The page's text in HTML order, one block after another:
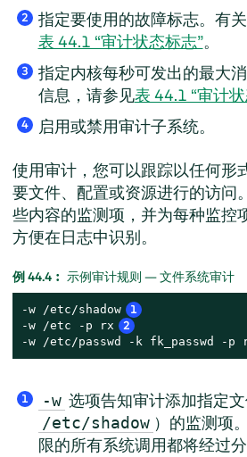
2
指定要使用的故障标志。有
表 44.1 “审计状态标志”。
3
指定内核每秒可发出的最大
信息，请参见表 44.1 “审计
4 启用或禁用审计子系统。
使用审计，您可以跟踪以任何形
要文件、配置或资源进行的访问
些内容的监测项，并为每种监控
方便在日志中识别。
例 44.4︰ 示例审计规则 — 文件系统审计
-w /etc/shadow 1
-w /etc -p rx 2
-w /etc/passwd -k fk_passwd -p
1 -w 选项告知审计添加指定
/etc/shadow ）的监测项
限的所有系统调用都将经过分